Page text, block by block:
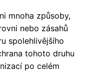
mnoha způsoby,
nebo zásahů
spolehlivějšího
tohoto druhu
po celém